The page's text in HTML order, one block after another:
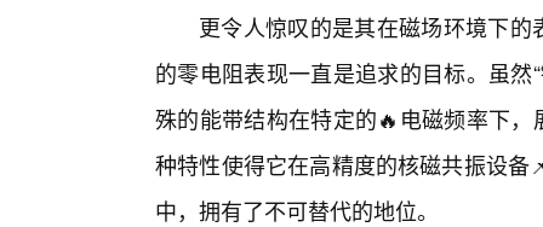
更令人惊叹的是其在磁场环境下
的零电阻表现一直是追求的目标。虽
殊的能带结构在特定的🔥电磁频率下
种特性使得它在高精度的核磁共振设
中，拥有了不可替代的地位。